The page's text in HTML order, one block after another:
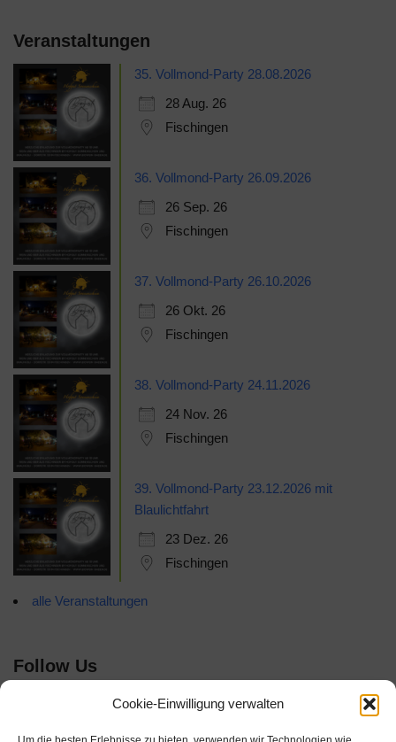
Cookie-Einwilligung verwalten
Veranstaltungen
35. Vollmond-Party 28.08.2026
28 Aug. 26
Fischingen
36. Vollmond-Party 26.09.2026
26 Sep. 26
Fischingen
37. Vollmond-Party 26.10.2026
26 Okt. 26
Fischingen
38. Vollmond-Party 24.11.2026
24 Nov. 26
Fischingen
39. Vollmond-Party 23.12.2026 mit
Blaulichtfahrt
23 Dez. 26
Fischingen
alle Veranstaltungen
Follow Us